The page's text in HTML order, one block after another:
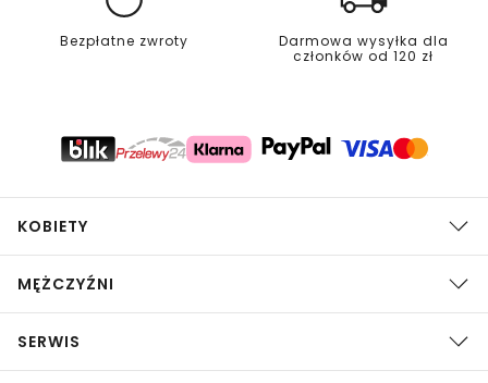
Bezpłatne zwroty
Darmowa wysyłka dla
członków od 120 zł
KOBIETY
MĘŻCZYŹNI
SERWIS